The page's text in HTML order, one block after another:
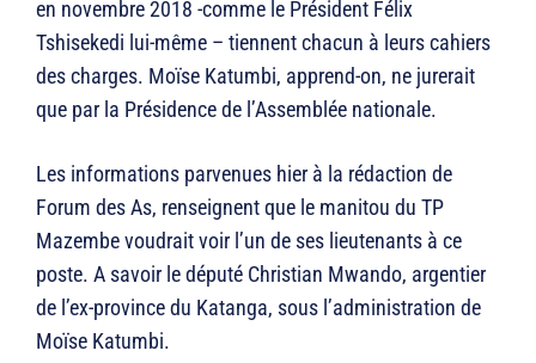
en novembre 2018 -comme le Président Félix
Tshisekedi lui-même – tiennent chacun à leurs cahiers
des charges. Moïse Katumbi, apprend-on, ne jurerait
que par la Présidence de l’Assemblée nationale.
Les informations parvenues hier à la rédaction de
Forum des As, renseignent que le manitou du TP
Mazembe voudrait voir l’un de ses lieutenants à ce
poste. A savoir le député Christian Mwando, argentier
de l’ex-province du Katanga, sous l’administration de
Moïse Katumbi.